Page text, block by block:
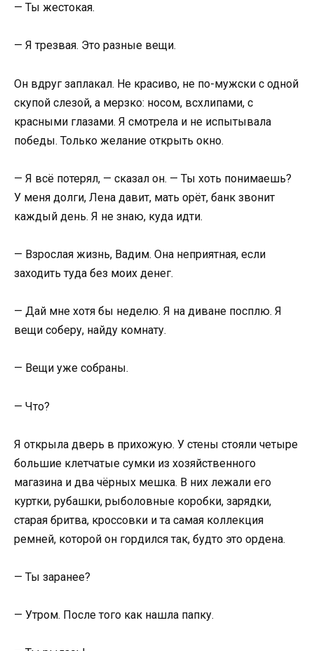
— Ты жестокая.
— Я трезвая. Это разные вещи.
Он вдруг заплакал. Не красиво, не по-мужски с одной
скупой слезой, а мерзко: носом, всхлипами, с
красными глазами. Я смотрела и не испытывала
победы. Только желание открыть окно.
— Я всё потерял, — сказал он. — Ты хоть понимаешь?
У меня долги, Лена давит, мать орёт, банк звонит
каждый день. Я не знаю, куда идти.
— Взрослая жизнь, Вадим. Она неприятная, если
заходить туда без моих денег.
— Дай мне хотя бы неделю. Я на диване посплю. Я
вещи соберу, найду комнату.
— Вещи уже собраны.
— Что?
Я открыла дверь в прихожую. У стены стояли четыре
большие клетчатые сумки из хозяйственного
магазина и два чёрных мешка. В них лежали его
куртки, рубашки, рыболовные коробки, зарядки,
старая бритва, кроссовки и та самая коллекция
ремней, которой он гордился так, будто это ордена.
— Ты заранее?
— Утром. После того как нашла папку.